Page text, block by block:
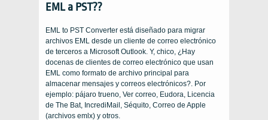
EML a PST??
EML to PST Converter está diseñado para migrar
archivos EML desde un cliente de correo electrónico
de terceros a Microsoft Outlook. Y, chico, ¿Hay
docenas de clientes de correo electrónico que usan
EML como formato de archivo principal para
almacenar mensajes y correos electrónicos?. Por
ejemplo: pájaro trueno, Ver correo, Eudora, Licencia
de The Bat, IncrediMail, Séquito, Correo de Apple
(archivos emlx) y otros.